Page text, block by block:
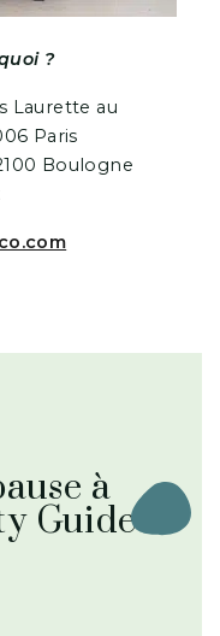
?
Laurette au
Paris
Boulogne
à
Guide